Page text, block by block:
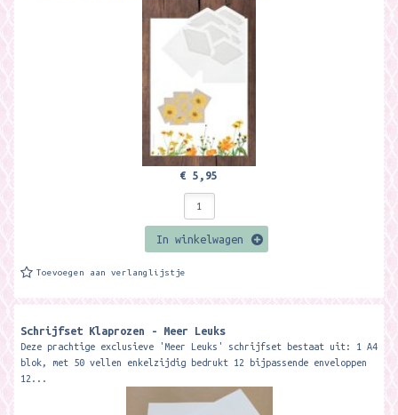
€ 5,95
In winkelwagen
Toevoegen aan verlanglijstje
Schrijfset Klaprozen - Meer Leuks
Deze prachtige exclusieve 'Meer Leuks' schrijfset bestaat uit: 1 A4
blok, met 50 vellen enkelzijdig bedrukt 12 bijpassende enveloppen
12...